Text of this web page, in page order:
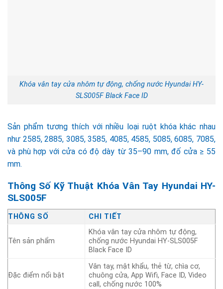
Khóa vân tay cửa nhôm tự động, chống nước Hyundai HY-
SLS005F Black Face ID
Sản phẩm tương thích với nhiều loại ruột khóa khác nhau
như 2585, 2885, 3085, 3585, 4085, 4585, 5085, 6085, 7085,
và phù hợp với cửa có độ dày từ 35–90 mm, đố cửa ≥ 55
mm.
Thông Số Kỹ Thuật Khóa Vân Tay Hyundai HY-
SLS005F
THÔNG SỐ CHI TIẾT
Tên sản phẩm
Khóa vân tay cửa nhôm tự động,
chống nước Hyundai HY-SLS005F
Black Face ID
Đặc điểm nổi bật
Vân tay, mật khẩu, thẻ từ, chìa cơ,
chuông cửa, App Wifi, Face ID, Video
call, chống nước 100%